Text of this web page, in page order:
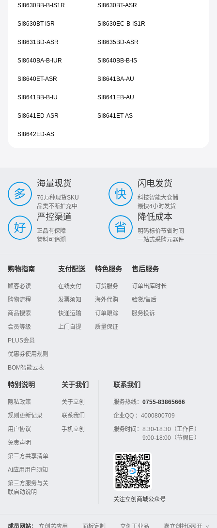
SI8630BB-B-IS1R SI8630BT-ASR
SI8630BT-ISR SI8630EC-B-IS1R
SI8631BD-ASR SI8635BD-ASR
SI8640BA-B-IUR SI8640BB-B-IS
SI8640ET-ASR SI8641BA-AU
SI8641BB-B-IU SI8641EB-AU
SI8641ED-ASR SI8641ET-AS
SI8642ED-AS
海量现货
76万种现货SKU
品类不断扩充中
闪电发货
科技智能大仓储
最快4小时发货
严控渠道
正品有保障
物料可追溯
降低成本
明码标价节省时间
一站式采购元器件
购物指南
顾客必读
购物流程
商品搜索
会员等级
PLUS会员
优惠券使用规则
BOM智能云表
支付配送
在线支付
发票须知
快递运输
上门自提
特色服务
订货服务
海外代购
订单跟踪
质量保证
售后服务
订单出库时长
验货/售后
服务投诉
特别说明
隐私政策
规则更新记录
用户协议
免责声明
第三方共享清单
AI应用用户须知
第三方服务与关
联启动说明
关于我们
关于立创
联系我们
手机立创
联系我们
服务热线： 0755-83865666
企业QQ ： 4000800709
服务时间： 8:30-18:30（工作日）
9:00-18:00（节假日）
关注立创商城公众号
成员网站： 立创芯应用 面板定制 立创工业品 嘉立创社区展开